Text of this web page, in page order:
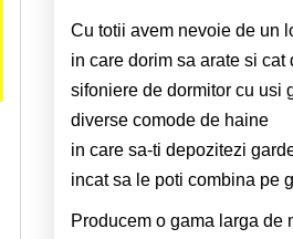
Cu totii avem nevoie de un
in care dorim sa arate si
sifoniere de dormitor cu usi
diverse comode de haine
in care sa-ti depozitezi
incat sa le poti combina pe
Producem o gama larga de